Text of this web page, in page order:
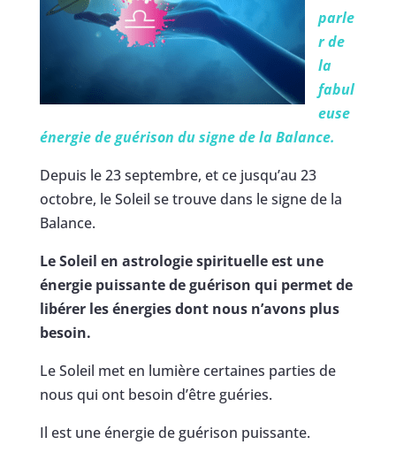
parle
r de
la
fabul
euse
énergie de guérison du signe de la Balance.
Depuis le 23 septembre, et ce jusqu’au 23
octobre, le Soleil se trouve dans le signe de la
Balance.
Le Soleil en astrologie spirituelle est une
énergie puissante de guérison qui permet de
libérer les énergies dont nous n’avons plus
besoin.
Le Soleil met en lumière certaines parties de
nous qui ont besoin d’être guéries.
Il est une énergie de guérison puissante.